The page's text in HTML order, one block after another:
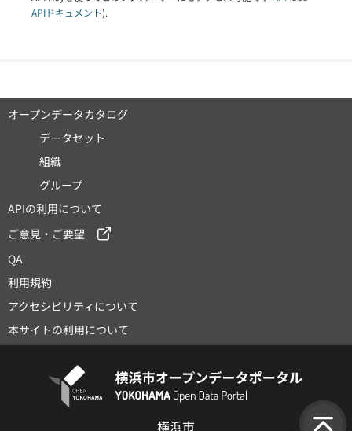
APIドキュメント).
オープンデータカタログ
データセット
組織
グループ
APIの利用について
ご意見・ご要望
QA
利用規約
アクセシビリティについて
本サイトの利用について
横浜市